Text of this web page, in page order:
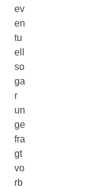
ev
en
tu
ell
so
ga
r
un
ge
fra
gt
vo
rb